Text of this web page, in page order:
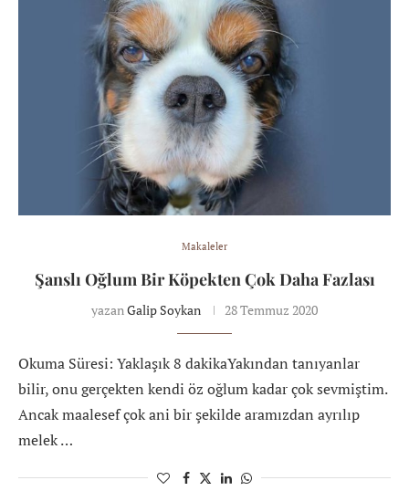
Makaleler
Şanslı Oğlum Bir Köpekten Çok Daha Fazlası
yazanGalip Soykan 28 Temmuz 2020
Okuma Süresi: Yaklaşık 8 dakikaYakından tanıyanlar
bilir, onu gerçekten kendi öz oğlum kadar çok sevmiştim.
Ancak maalesef çok ani bir şekilde aramızdan ayrılıp
melek …